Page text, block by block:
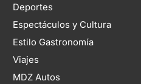
Deportes
Espectáculos y Cultura
Estilo Gastronomía
Viajes
MDZ Autos